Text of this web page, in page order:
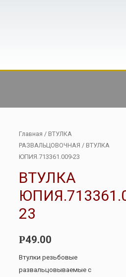
Главная / ВТУЛКА
РАЗВАЛЬЦОВОЧНАЯ / ВТУЛКА
ЮПИЯ.713361.009-23
ВТУЛКА
23
Р49.00
Втулки резьбовые
развальцовываемые с